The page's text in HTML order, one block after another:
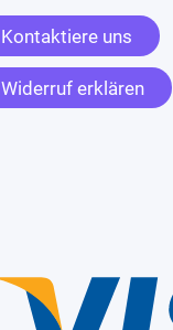
Kontaktiere uns
Widerruf erklären